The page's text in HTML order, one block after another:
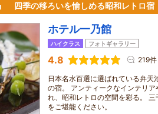
四季の移ろいを愉しめる昭和レトロ宿
ホテル一乃館
ハイクラス フォトギャラリー
4.8 219件
日本名水百選に選ばれている弁天
の宿。 アンティークなインテリ
れ、昭和レトロの空間を彩る。
をご堪能ください。